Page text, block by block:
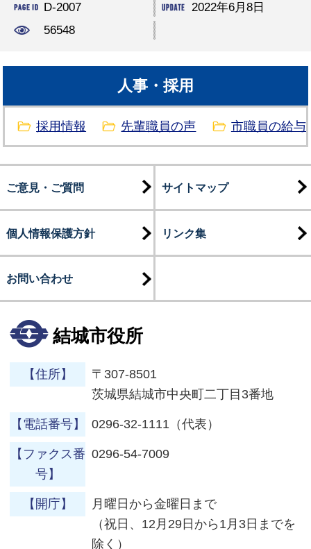
D-2007
2022年6月8日
56548
人事・採用
採用情報 先輩職員の声 市職員の給与
ご意見・ご質問 サイトマップ
個人情報保護方針 リンク集
お問い合わせ
結城市役所
【住所】
〒307-8501
茨城県結城市中央町二丁目3番地
【電話番号】 0296-32-1111（代表）
【ファクス番
号】
0296-54-7009
【開庁】
月曜日から金曜日まで
（祝日、12月29日から1月3日までを
除く）